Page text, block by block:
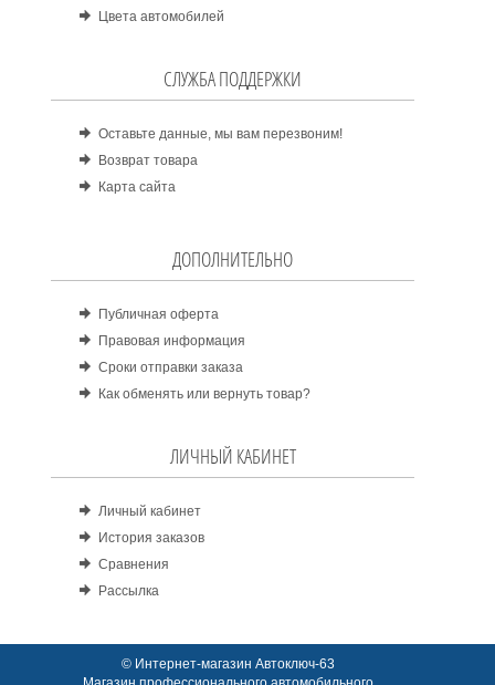
Цвета автомобилей
СЛУЖБА ПОДДЕРЖКИ
Оставьте данные, мы вам перезвоним!
Возврат товара
Карта сайта
ДОПОЛНИТЕЛЬНО
Публичная оферта
Правовая информация
Сроки отправки заказа
Как обменять или вернуть товар?
ЛИЧНЫЙ КАБИНЕТ
Личный кабинет
История заказов
Сравнения
Рассылка
© Интернет-магазин Автоключ-63